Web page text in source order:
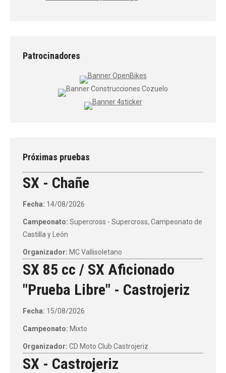
Patrocinadores
Próximas pruebas
SX - Chañe
Fecha: 14/08/2026
Campeonato: Supercross - Supercross, Campeonato de
Castilla y León
Organizador: MC Vallisoletano
SX 85 cc / SX Aficionado
"Prueba Libre" - Castrojeriz
Fecha: 15/08/2026
Campeonato: Mixto
Organizador: CD Moto Club Castrojeriz
SX - Castrojeriz